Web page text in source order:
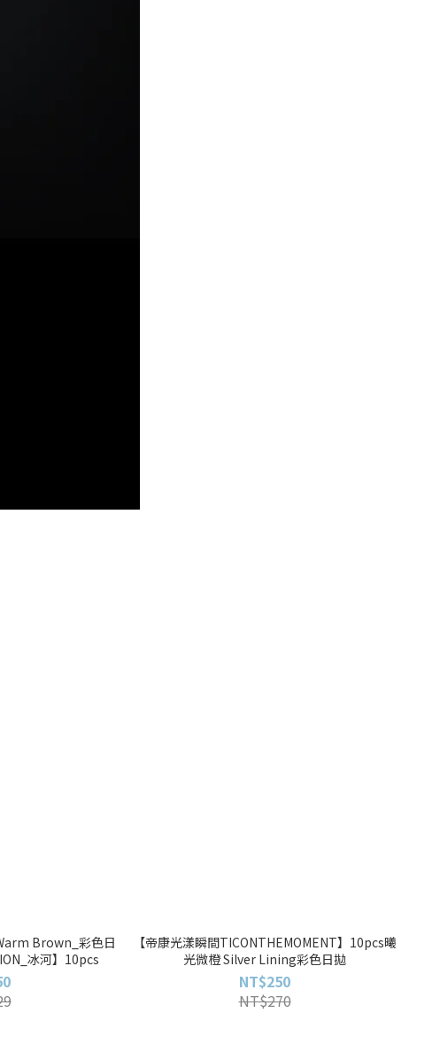
Brown_彩色日
冰河】10pcs
【帝康光漾瞬間TICONTHEMOMENT】10pcs曦
光微橙 Silver Lining彩色日拋
NT$250
NT$270